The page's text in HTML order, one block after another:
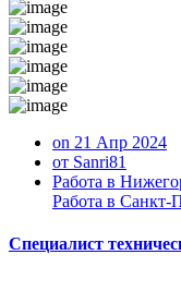
on 21 Апр 2024
от Sanri81
Работа в
Работа в Санкт-
Специалист